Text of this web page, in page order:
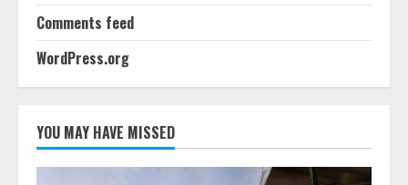
Comments feed
WordPress.org
YOU MAY HAVE MISSED